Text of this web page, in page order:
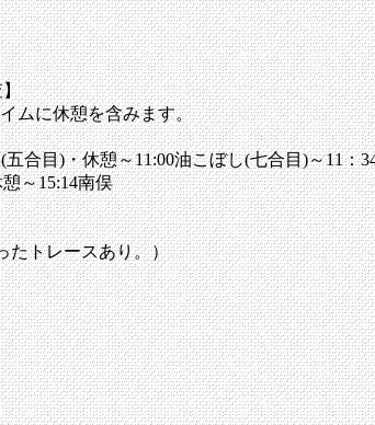
】
ムに休憩を含みます。
合目)・休憩～11:00油こぼし(七合目)～11：
～15:14南俣
たトレースあり。）